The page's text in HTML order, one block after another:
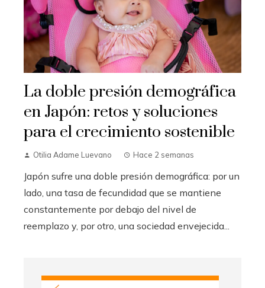
La doble presión demográfica
en Japón: retos y soluciones
para el crecimiento sostenible
Otilia Adame Luevano Hace 2 semanas
Japón sufre una doble presión demográfica: por un
lado, una tasa de fecundidad que se mantiene
constantemente por debajo del nivel de
reemplazo y, por otro, una sociedad envejecida...